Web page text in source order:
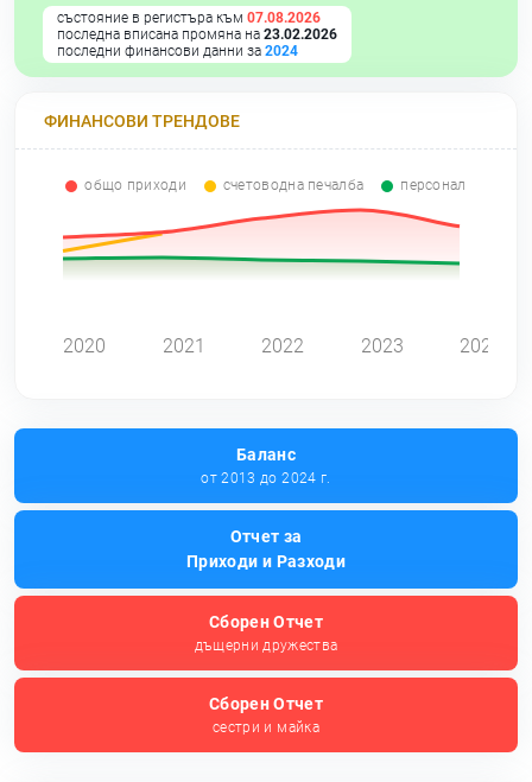
състояние в регистъра към 07.08.2026
последна вписана промяна на 23.02.2026
последни финансови данни за 2024
ФИНАНСОВИ ТРЕНДОВЕ
общо приходи счетоводна печалба персонал
2020 2021 2022 2023 2024
Баланс
от 2013 до 2024 г.
Отчет за
Приходи и Разходи
Сборен Отчет
дъщерни дружества
Сборен Отчет
сестри и майка